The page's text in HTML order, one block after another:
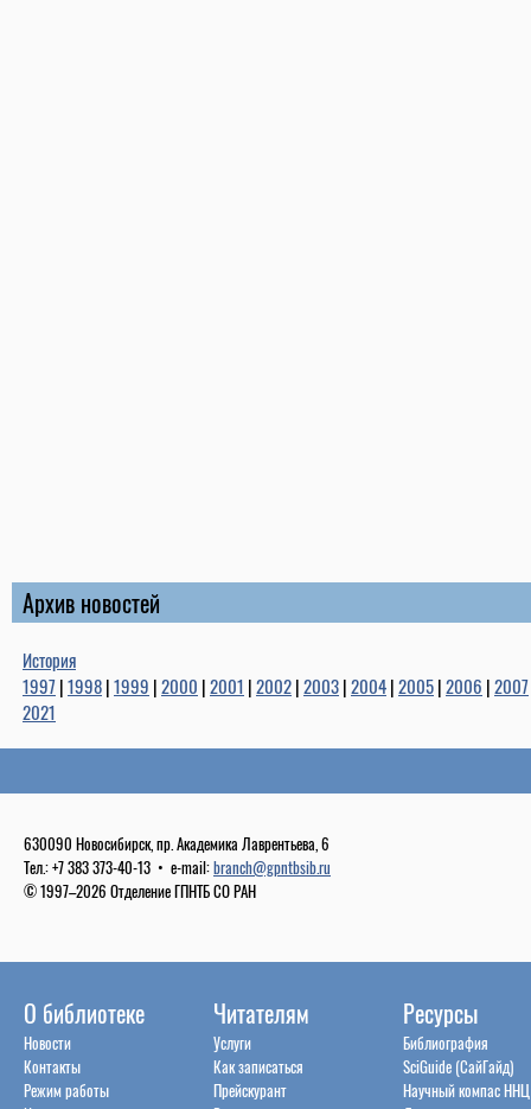
Архив новостей
История
1997|1998|1999 |2000 |2001 |2002|2003|2004|2005|2006 |2007
2021
630090 Новосибирск, пр. Академика Лаврентьева, 6
Тел.: +7 383 373-40-13 • e-mail:branch@gpntbsib.ru
© 1997–2026 Отделение ГПНТБ СО РАН
О библиотеке
Новости
Контакты
Режим работы
Читателям
Услуги
Как записаться
Прейскурант
Ресурсы
Библиография
SciGuide (СайГайд)
Научный компас ННЦ